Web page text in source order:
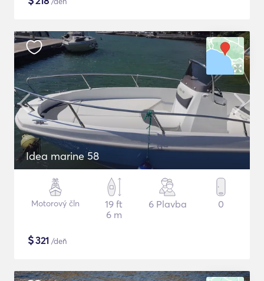
Idea marine 58
Motorový čln
19 ft
6 m
6 Plavba 0
$321 /deň